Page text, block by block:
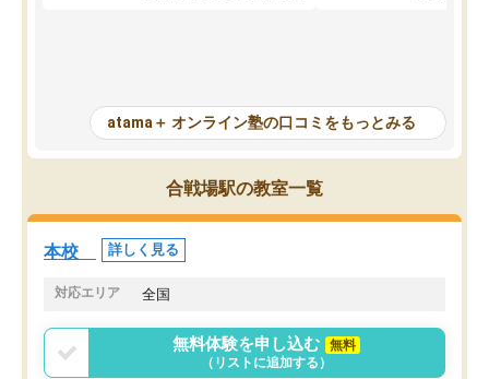
かった。また問題演習の際に、自分が
が、自分で自分の管理ができない人に
とっては難しい部分もあるのではない
かと思った。
項目のおかげで、手軽
元数が可視化されるので
しながら意欲的に取り組
常に効果を実感している
すめできる塾です。
atama＋ オンライン塾の口コミをもっとみる
合戦場駅の教室一覧
本校 詳しく見る
対応エリア 全国
無料体験を申し込む
無料
（リストに追加する）